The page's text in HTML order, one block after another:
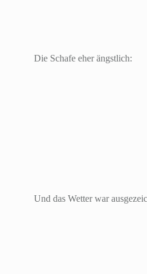
Die Schafe eher ängstlich:
Und das Wetter war